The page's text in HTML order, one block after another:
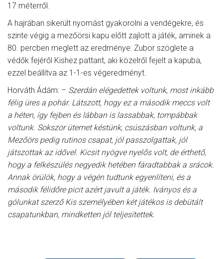
17 méterről.
A hajrában sikerült nyomást gyakorolni a vendégekre, és
szinte végig a mezőörsi kapu előtt zajlott a játék, aminek a
80. percben meglett az eredménye: Zubor szöglete a
védők fejéről Kishez pattant, aki közelről fejelt a kapuba,
ezzel beállítva az 1-1-es végeredményt.
Horváth Ádám: – Szerdán elégedettek voltunk, most inkább
félig üres a pohár. Látszott, hogy ez a második meccs volt
a héten, így fejben és lábban is lassabbak, tompábbak
voltunk. Sokszor ütemet késtünk, csúszásban voltunk, a
Mezőörs pedig rutinos csapat, jól passzolgattak, jól
játszottak az idővel. Kicsit nyögve nyelős volt, de érthető,
hogy a felkészülés negyedik hetében fáradtabbak a srácok.
Annak örülök, hogy a végén tudtunk egyenlíteni, és a
második félidőre picit azért javult a játék. Iványos és a
gólunkat szerző Kis személyében két játékos is debütált
csapatunkban, mindketten jól teljesítettek.